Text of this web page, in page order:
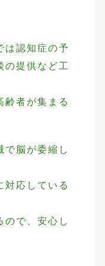
は認知症の予
の提供など工
齢者が集まる
で脳が委縮し
対応している
ので、安心し